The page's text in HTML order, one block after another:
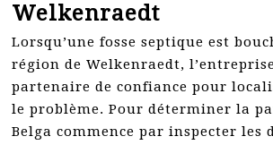
Welkenraedt
Lorsqu’une fosse septique est
région de Welkenraedt,
partenaire de confiance pour
le problème. Pour déterminer la
Belga commence par inspecter les